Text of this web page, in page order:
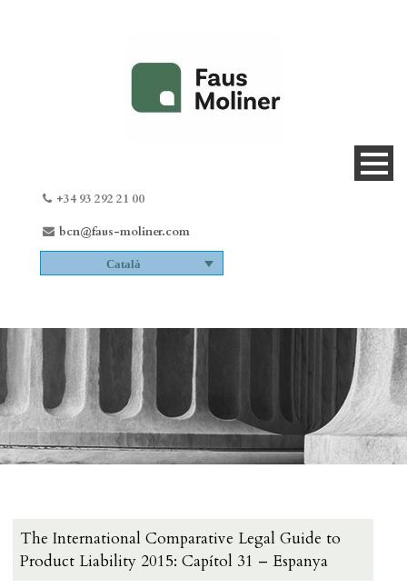
+34 93 292 21 00
bcn@faus-moliner.com
Català
The International Comparative Legal Guide to
Product Liability 2015: Capítol 31 – Espanya